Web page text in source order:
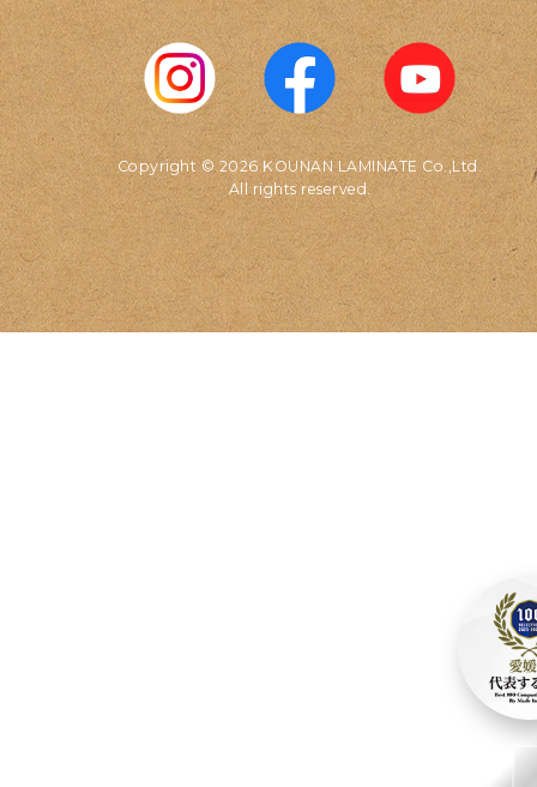
Copyright © 2026 KOUNAN LAMINATE Co.,Ltd.
All rights reserved.